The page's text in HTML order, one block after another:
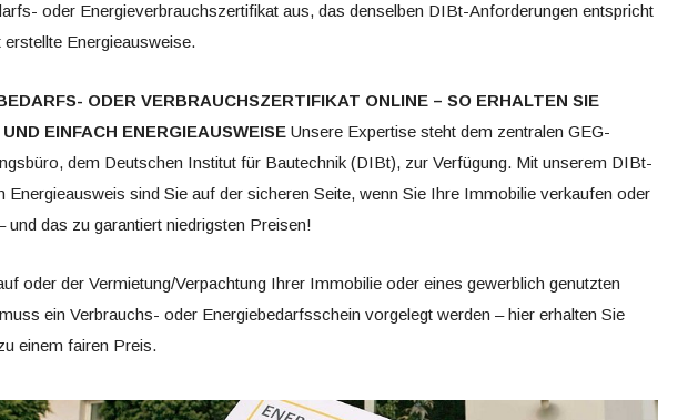
oder Energieverbrauchszertifikat aus, das denselben DIBt-Anforderungen entspricht
Energieausweise.
ODER VERBRAUCHSZERTIFIKAT ONLINE – SO ERHALTEN SIE
EINFACH ENERGIEAUSWEISE Unsere Expertise steht dem zentralen GEG-
dem Deutschen Institut für Bautechnik (DIBt), zur Verfügung. Mit unserem DIBt-
Energieausweis sind Sie auf der sicheren Seite, wenn Sie Ihre Immobilie verkaufen oder
und das zu garantiert niedrigsten Preisen!
oder der Vermietung/Verpachtung Ihrer Immobilie oder eines gewerblich genutzten
ein Verbrauchs- oder Energiebedarfsschein vorgelegt werden – hier erhalten Sie
einem fairen Preis.